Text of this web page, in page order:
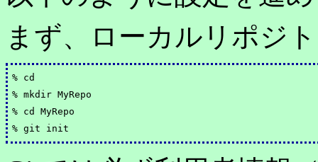
まず、ローカルリポジ
% cd
% mkdir MyRepo
% cd MyRepo